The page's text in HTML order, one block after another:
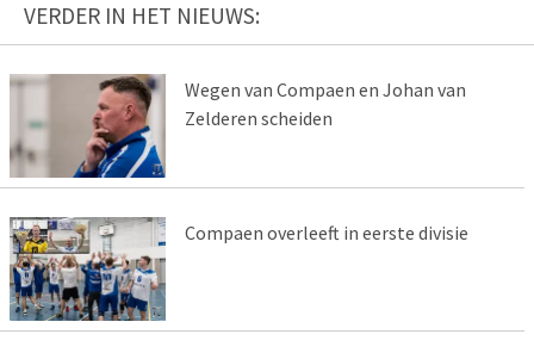
VERDER IN HET NIEUWS:
Wegen van Compaen en Johan van
Zelderen scheiden
Compaen overleeft in eerste divisie